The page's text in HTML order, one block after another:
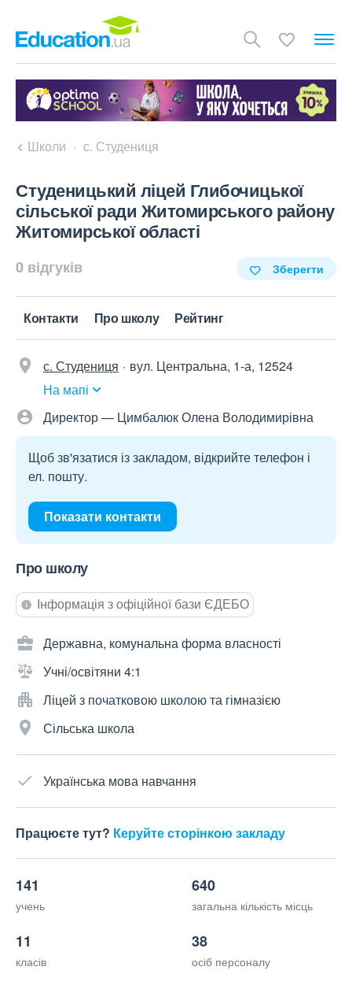
Школи с. Студениця
Студеницький ліцей Глибочицької
сільської ради Житомирського району
Житомирської області
0 відгуків Зберегти
Контакти Про школу Рейтинг
с. Студениця
вул. Центральна, 1-а, 12524
На мапі
Директор — Цимбалюк Олена Володимирівна
Щоб зв'язатися із закладом, відкрийте телефон і
ел. пошту.
Показати контакти
Про школу
Інформація з офіційної бази ЄДЕБО
Державна, комунальна форма власності
Учні/освітяни 4:1
Ліцей з початковою школою та гімназією
Сільська школа
Українська мова навчання
Працюєте тут? Керуйте сторінкою закладу
141
учень
640
загальна кількість місць
11
класів
38
осіб персоналу